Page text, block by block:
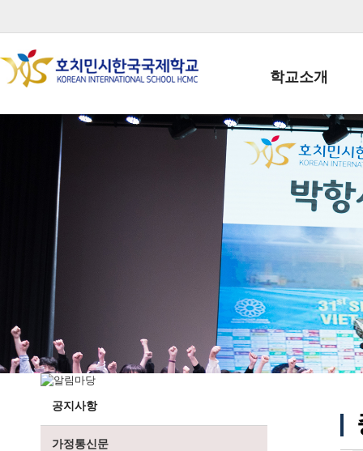
학교소개
학교장인사말
학생회장인사말
학교상징
학교 CI
교직원현황
학생현황
위치/전화
전경사진
공지사항
가정통신문